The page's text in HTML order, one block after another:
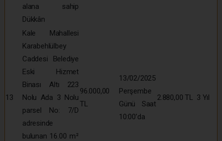
alana sahip
Dükkân
13
Kale Mahallesi
Karabehlülbey
Caddesi Belediye
Eski Hizmet
Binası Altı 223
Nolu Ada 3 Nolu
parsel No: 7/D
adresinde
bulunan 16.00 m²
96.000,00
TL
13/02/2025
Perşembe
Günü Saat
10:00’da
2.880,00 TL 3 Yıl